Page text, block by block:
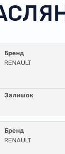
Бренд
RENAULT
Залишок
Бренд
RENAULT